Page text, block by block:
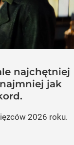
najchętniej
jak
2026 roku.